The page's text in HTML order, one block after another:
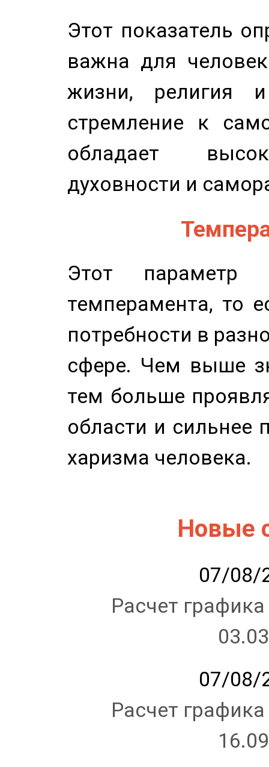
Этот показатель
важна для
жизни, религия
стремление к
обладает
духовности и
Этот параметр
темперамента, то
потребности в
сфере. Чем выше
тем больше
области и сильнее
харизма человека.
Новые
07/08/
Расчет
07/08/
Расчет